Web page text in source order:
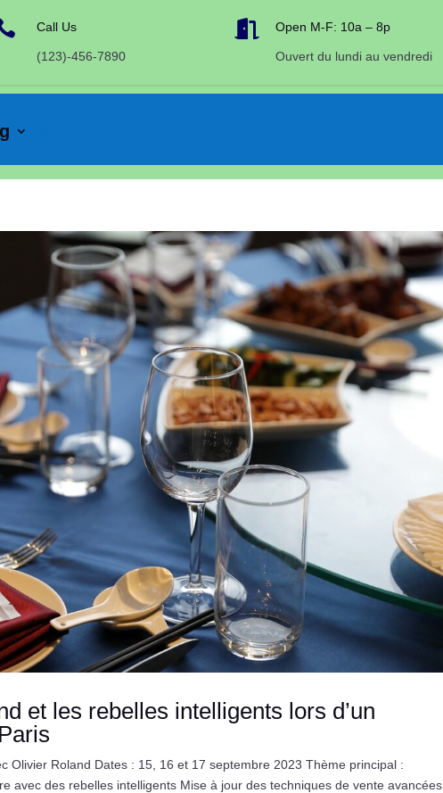
Call Us
(123)-456-7890
 Open M-F: 10a – 8p
Ouvert du lundi au vendredi
et les rebelles intelligents lors d’un
Olivier Roland Dates : 15, 16 et 17 septembre 2023 Thème principal :
avec des rebelles intelligents Mise à jour des techniques de vente avancées